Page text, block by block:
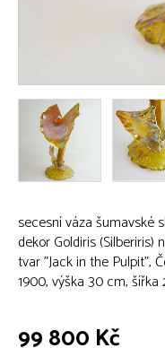
secesní váza šumavské
dekor Goldiris
tvar ”Jack in the Pulpit”,
1900, výška 30 cm,
99 800 Kč